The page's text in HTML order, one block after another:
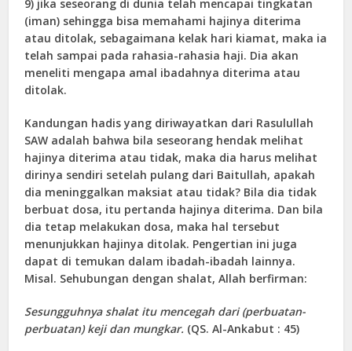
9) jika seseorang di dunia telah mencapai tingkatan
(iman) sehingga bisa memahami hajinya diterima
atau ditolak, sebagaimana kelak hari kiamat, maka ia
telah sampai pada rahasia-rahasia haji. Dia akan
meneliti mengapa amal ibadahnya diterima atau
ditolak.
Kandungan hadis yang diriwayatkan dari Rasulullah
SAW adalah bahwa bila seseorang hendak melihat
hajinya diterima atau tidak, maka dia harus melihat
dirinya sendiri setelah pulang dari Baitullah, apakah
dia meninggalkan maksiat atau tidak? Bila dia tidak
berbuat dosa, itu pertanda hajinya diterima. Dan bila
dia tetap melakukan dosa, maka hal tersebut
menunjukkan hajinya ditolak. Pengertian ini juga
dapat di temukan dalam ibadah-ibadah lainnya.
Misal. Sehubungan dengan shalat, Allah berfirman:
Sesungguhnya shalat itu mencegah dari (perbuatan-
perbuatan) keji dan mungkar. (QS. Al-Ankabut : 45)